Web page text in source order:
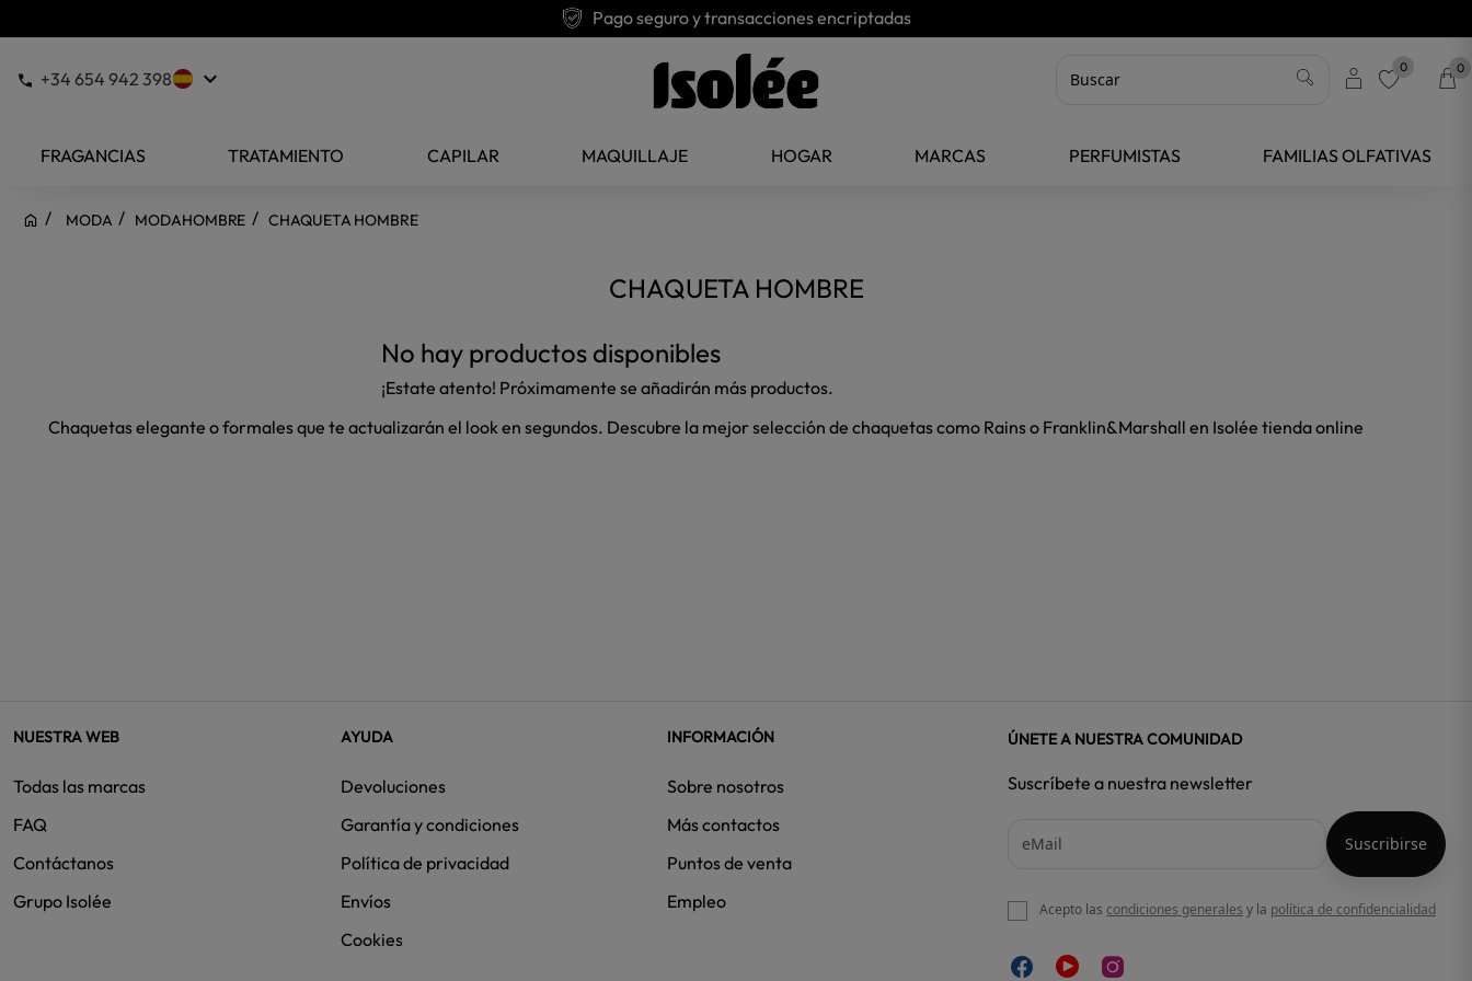
Pago seguro y transacciones encriptadas
+34 654 942 398 keyboard_arrow_down 0 0
FRAGANCIAS TRATAMIENTO CAPILAR MAQUILLAJE HOGAR MARCAS PERFUMISTAS FAMILIAS OLFATIVAS
MODA MODAHOMBRE CHAQUETA HOMBRE
CHAQUETA HOMBRE
No hay productos disponibles
¡Estate atento! Próximamente se añadirán más productos.
Chaquetas elegante o formales que te actualizarán el look en segundos. Descubre la mejor selección de chaquetas como Rains o Franklin&Marshall en Isolée tienda online
NUESTRA WEB
Todas las marcas
FAQ
Contáctanos
Grupo Isolée
AYUDA
Devoluciones
Garantía y condiciones
Política de privacidad
Envíos
Cookies
INFORMACIÓN
Sobre nosotros
Más contactos
Puntos de venta
Empleo
ÚNETE A NUESTRA COMUNIDAD
Suscríbete a nuestra newsletter
Acepto las condiciones generales y la política de confidencialidad